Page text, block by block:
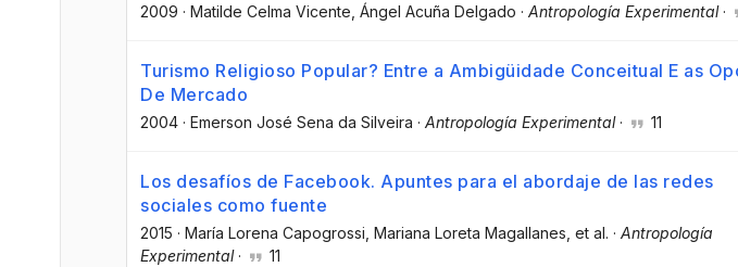
2009 · Matilde Celma Vicente , Ángel Acuña Delgado · Antropología Experimental·
Turismo Religioso Popular? Entre a Ambigüidade Conceitual E as
De Mercado
2004 · Emerson José Sena da Silveira · Antropología Experimental· 11
Los desafíos de Facebook. Apuntes para el abordaje de las redes
sociales como fuente
2015 · María Lorena Capogrossi , Mariana Loreta Magallanes , et al. · Antropología
Experimental· 11